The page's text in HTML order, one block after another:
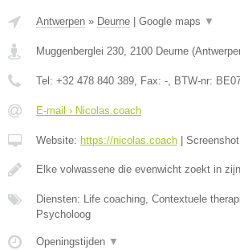
Antwerpen » Deurne Google maps ▼
Muggenberglei 230, 2100 Deurne (
Tel: +32 478 840 389, Fax: -, BTW-nr:
E-mail › Nicolas.coach
Website: https://nicolas.coach Screenshot
Elke volwassene die evenwicht zoekt in
Diensten: Life coaching, Contextuele
Psycholoog
Openingstijden ▼